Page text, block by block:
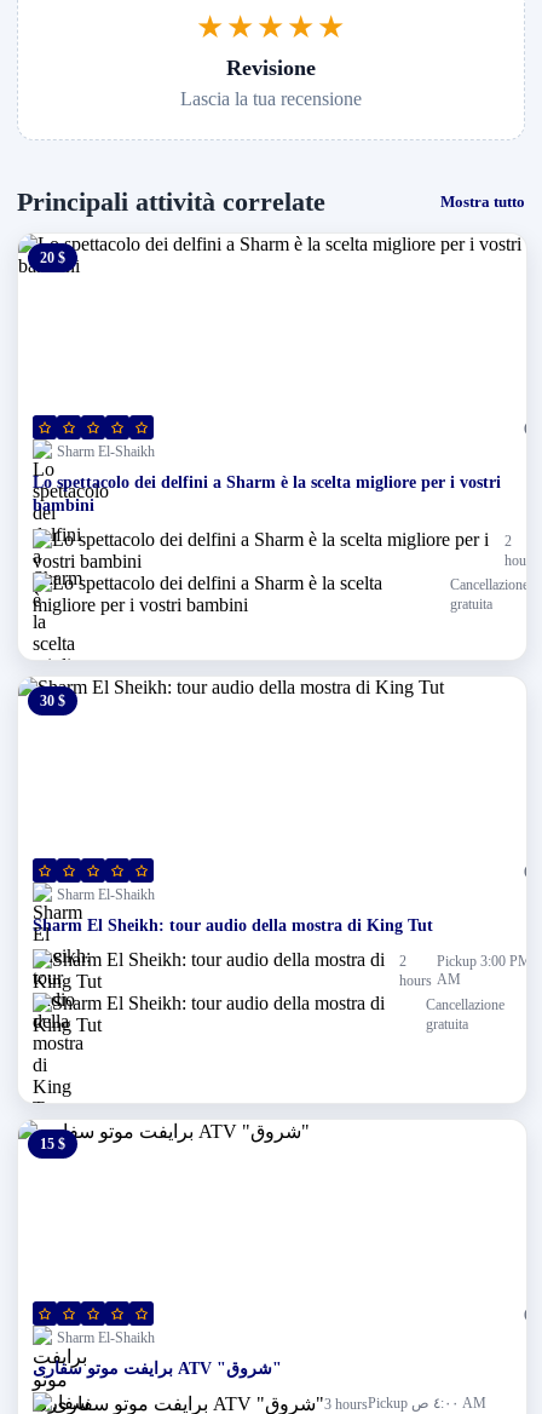
★★★★★
Revisione
Lascia la tua recensione
Principali attività correlate Mostra tutto
20 $ 0 $
(0)
Sharm El-Shaikh
Lo spettacolo dei delfini a Sharm è la scelta migliore per i vostri
bambini
2
hours
Cancellazione
gratuita
30 $
(0)
Sharm El-Shaikh
Sharm El Sheikh: tour audio della mostra di King Tut
2
hours
Pickup 3:00 PM
AM
Cancellazione
gratuita
15 $
(0)
Sharm El-Shaikh
برايفت موتو سفارى ATV "شروق"
3 hours
Pickup ٤:٠٠ ص AM